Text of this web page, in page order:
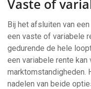
Vaste of
Bij het afsluiten van
een vaste of variabele
gedurende de hele
een variabele rente kan
marktomstandigheden.
nadelen van beide